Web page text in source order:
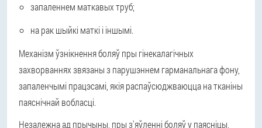
запаленнем маткавых труб;
на рак шыйкі маткі і іншымі.
Механізм ўзнікнення боляў пры гінекалагічных
захворваннях звязаны з парушэннем гарманальнага фону,
запаленчымі працэсамі, якія распаўсюджваюцца на тканіны
паяснічнай вобласці.
Незалежна ад прычыны, пры з'яўленні боляў у паясніцы,